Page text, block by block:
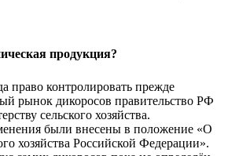
продукция?
право контролировать прежде
рынок дикоросов правительство РФ
сельского хозяйства.
были внесены в положение «О
хозяйства Российской Федерации».